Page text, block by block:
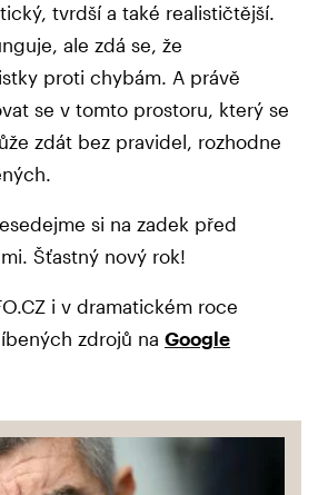
tvrdší a také realističtější.
ale zdá se, že
proti chybám. A právě
se v tomto prostoru, který se
zdát bez pravidel, rozhodne
si na zadek před
Šťastný nový rok!
i v dramatickém roce
zdrojů na Google